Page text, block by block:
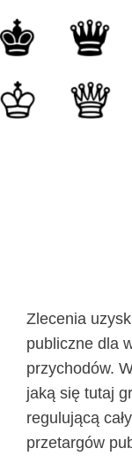
Zlecenia
publiczne dla
przychodów.
jaką się tutaj
regulującą
przetargów